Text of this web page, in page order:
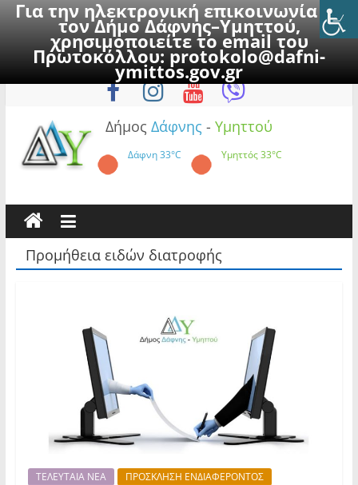
Για την ηλεκτρονική επικοινωνία με
τον Δήμο Δάφνης–Υμηττού,
χρησιμοποιείτε το email του
Πρωτοκόλλου:protokolo@dafni-
ymittos.gov.gr
to
Παρασκευή, 7 Αυγούστου 2026
Δήμος Δάφνης - Υμηττού
Δάφνη33°C Υμηττός33°C
Προμήθεια ειδών διατροφής
ΤΕΛΕΥΤΑΙΑ ΝΕΑ
ΠΡΟΣΚΛΗΣΗ ΕΝΔΙΑΦΕΡΟΝΤΟΣ